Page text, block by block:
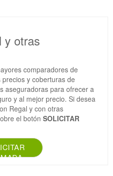
y otras
comparadores de
y coberturas de
aseguradoras para ofrecer a
y al mejor precio. Si desea
Regal y con otras
el botón SOLICITAR